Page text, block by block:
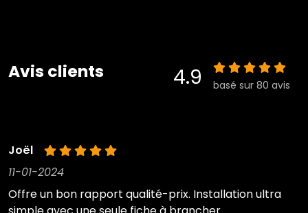
Avis clients 4.9 basé sur 80 avis
Joël
11-01-2024
Offre un bon rapport qualité-prix. Installation ultra